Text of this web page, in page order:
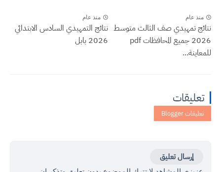
منذ عام
نتائج تمهيدي صف الثالث متوسط
2026 جميع المحافظات pdf
للمعاينة...
منذ عام
نتائج التمهيدي السادس الابتدائي
2026 بابل
تعليقات
إرسال تعليق